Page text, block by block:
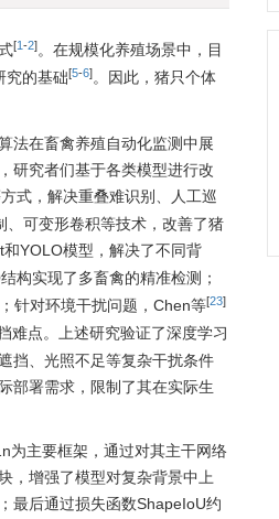
[1-2]。在规模化养殖场景中，目
究的基础[5-6]。因此，猪只个体
法在畜禽养殖自动化监测中展
研究者们基于各类模型进行改
式，解决重叠难识别、人工巡
可变形卷积等技术，改善了猪
YOLO模型，解决了不同背
构实现了多畜禽的精准检测；
针对环境干扰问题，Chen等[23]
难点。上述研究验证了深度学习
挡、光照不足等复杂干扰条件
部署需求，限制了其在实际生
为主要框架，通过对其主干网络
，增强了模型对复杂背景中上
最后通过损失函数ShapeIoU约